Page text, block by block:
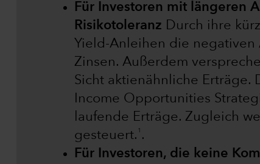
Für Investoren mit längeren
Risikotoleranz Durch ihre
Yield-Anleihen die
Zinsen. Außerdem
Sicht aktienähnliche Erträge.
Income Opportunities
laufende Erträge. Zugleich
gesteuert. 1 .
Für Investoren, die keine